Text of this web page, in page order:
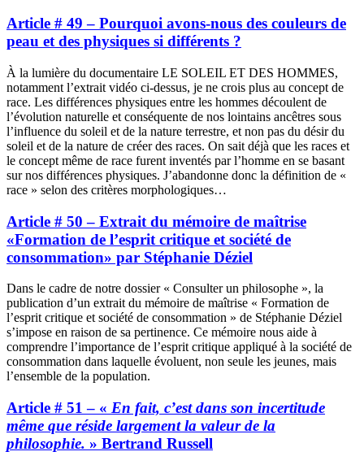
Article # 49 – Pourquoi avons-nous des couleurs de
peau et des physiques si différents ?
À la lumière du documentaire LE SOLEIL ET DES HOMMES,
notamment l’extrait vidéo ci-dessus, je ne crois plus au concept de
race. Les différences physiques entre les hommes découlent de
l’évolution naturelle et conséquente de nos lointains ancêtres sous
l’influence du soleil et de la nature terrestre, et non pas du désir du
soleil et de la nature de créer des races. On sait déjà que les races et
le concept même de race furent inventés par l’homme en se basant
sur nos différences physiques. J’abandonne donc la définition de «
race » selon des critères morphologiques…
Article # 50 – Extrait du mémoire de maîtrise
«Formation de l’esprit critique et société de
consommation» par Stéphanie Déziel
Dans le cadre de notre dossier « Consulter un philosophe », la
publication d’un extrait du mémoire de maîtrise « Formation de
l’esprit critique et société de consommation » de Stéphanie Déziel
s’impose en raison de sa pertinence. Ce mémoire nous aide à
comprendre l’importance de l’esprit critique appliqué à la société de
consommation dans laquelle évoluent, non seule les jeunes, mais
l’ensemble de la population.
Article # 51 – « En fait, c’est dans son incertitude
même que réside largement la valeur de la
philosophie. » Bertrand Russell